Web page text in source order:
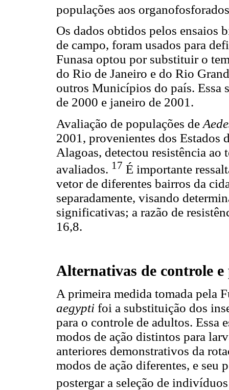
populações aos
Os dados obtidos pelos ensaios
de campo, foram usados para
Funasa optou por substituir o
do Rio de Janeiro e do Rio
outros Municípios do país. Essa
de 2000 e janeiro de 2001.
Avaliação de populações de
2001, provenientes dos Estados
Alagoas, detectou resistência
avaliados. 17 É importante
vetor de diferentes bairros da
separadamente, visando
significativas; a razão de
16,8.
Alternativas de controle e
A primeira medida tomada pela
aegypti foi a substituição dos
para o controle de adultos. Essa
modos de ação distintos para
anteriores demonstrativos da
modos de ação diferentes, e seu
postergar a seleção de